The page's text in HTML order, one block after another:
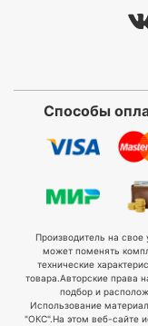
Способы
Производитель на
может поменять
технические
товара. Авторские права
подбор и
Использование
"ОКС".На этом веб-сайте